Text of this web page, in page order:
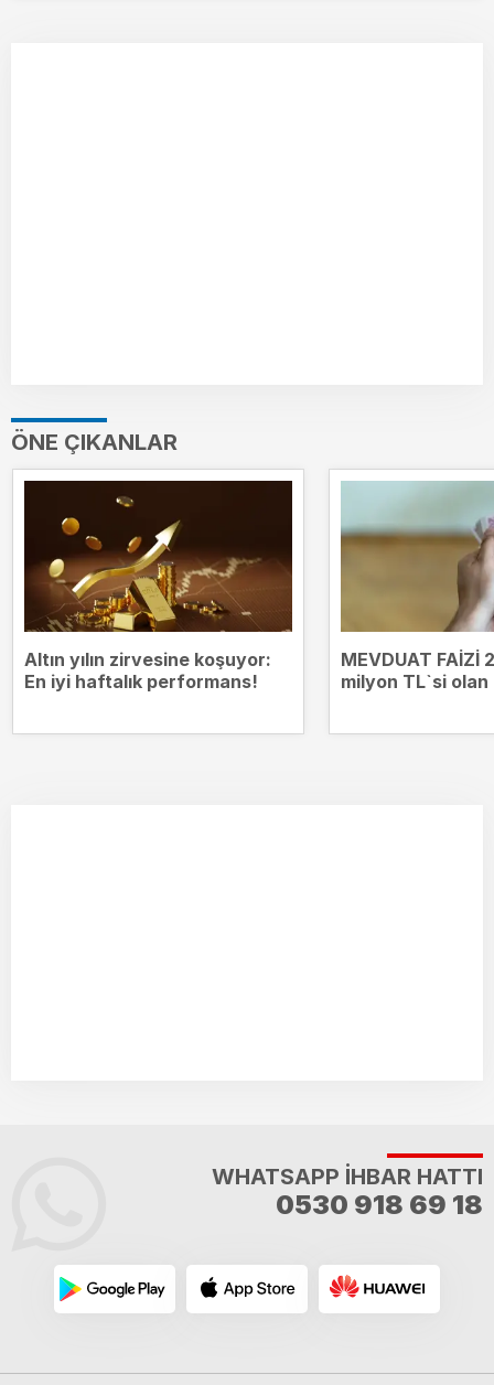
ÖNE ÇIKANLAR
Altın yılın zirvesine koşuyor:
En iyi haftalık performans!
MEVDUAT FAİZİ
milyon TL`si
WHATSAPP İHBAR HATTI
0530 918 69 18